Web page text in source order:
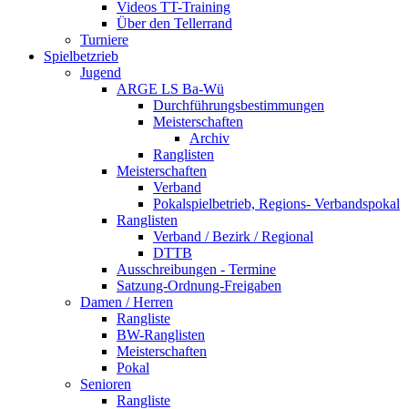
Videos TT-Training
Über den Tellerrand
Turniere
Spielbetzrieb
Jugend
ARGE LS Ba-Wü
Durchführungsbestimmungen
Meisterschaften
Archiv
Ranglisten
Meisterschaften
Verband
Pokalspielbetrieb, Regions- Verbandspokal
Ranglisten
Verband / Bezirk / Regional
DTTB
Ausschreibungen - Termine
Satzung-Ordnung-Freigaben
Damen / Herren
Rangliste
BW-Ranglisten
Meisterschaften
Pokal
Senioren
Rangliste